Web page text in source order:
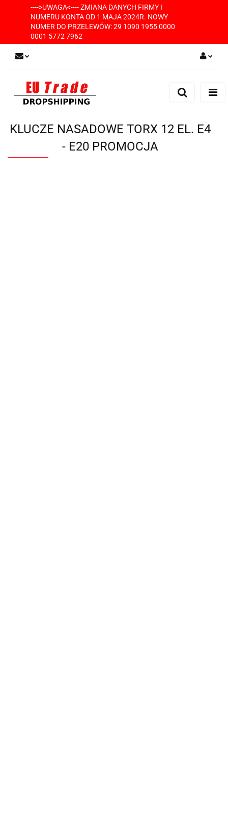
---->UWAGA<---- ZMIANA DANYCH FIRMY I
NUMERU KONTA OD 1 MAJA 2024R. NOWY
NUMER DO PRZELEWÓW: 29 1090 1955 0000
0001 5772 7962
Zarejestruj się
KLUCZE NASADOWE TORX 12 EL. E4
- E20 PROMOCJA